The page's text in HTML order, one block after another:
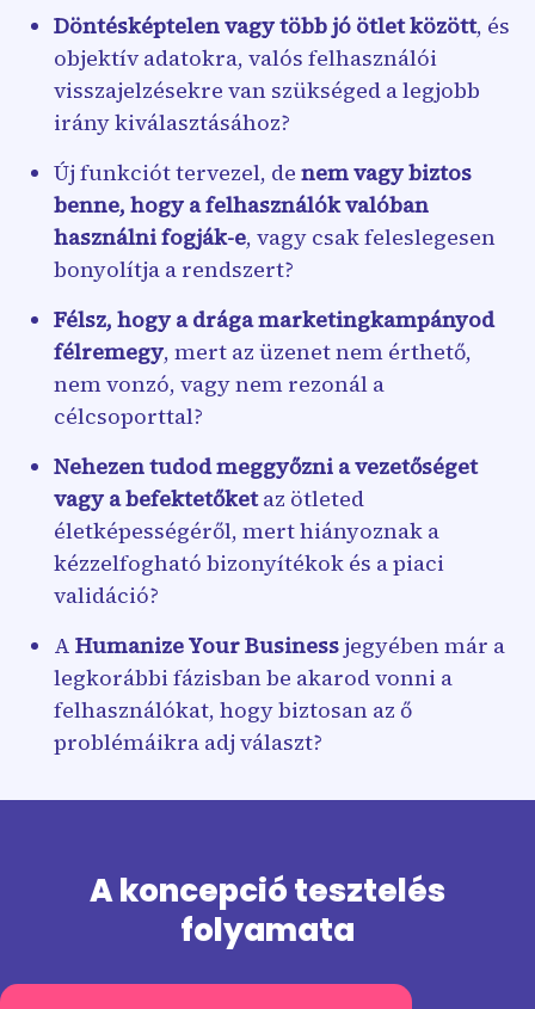
Döntésképtelen vagy több jó ötlet között, és
objektív adatokra, valós felhasználói
visszajelzésekre van szükséged a legjobb
irány kiválasztásához?
Új funkciót tervezel, de nem vagy biztos
benne, hogy a felhasználók valóban
használni fogják-e, vagy csak feleslegesen
bonyolítja a rendszert?
Félsz, hogy a drága marketingkampányod
félremegy, mert az üzenet nem érthető,
nem vonzó, vagy nem rezonál a
célcsoporttal?
Nehezen tudod meggyőzni a vezetőséget
vagy a befektetőketaz ötleted
életképességéről, mert hiányoznak a
kézzelfogható bizonyítékok és a piaci
validáció?
A Humanize Your Business jegyében már a
legkorábbi fázisban be akarod vonni a
felhasználókat, hogy biztosan az ő
problémáikra adj választ?
A koncepció tesztelés
folyamata